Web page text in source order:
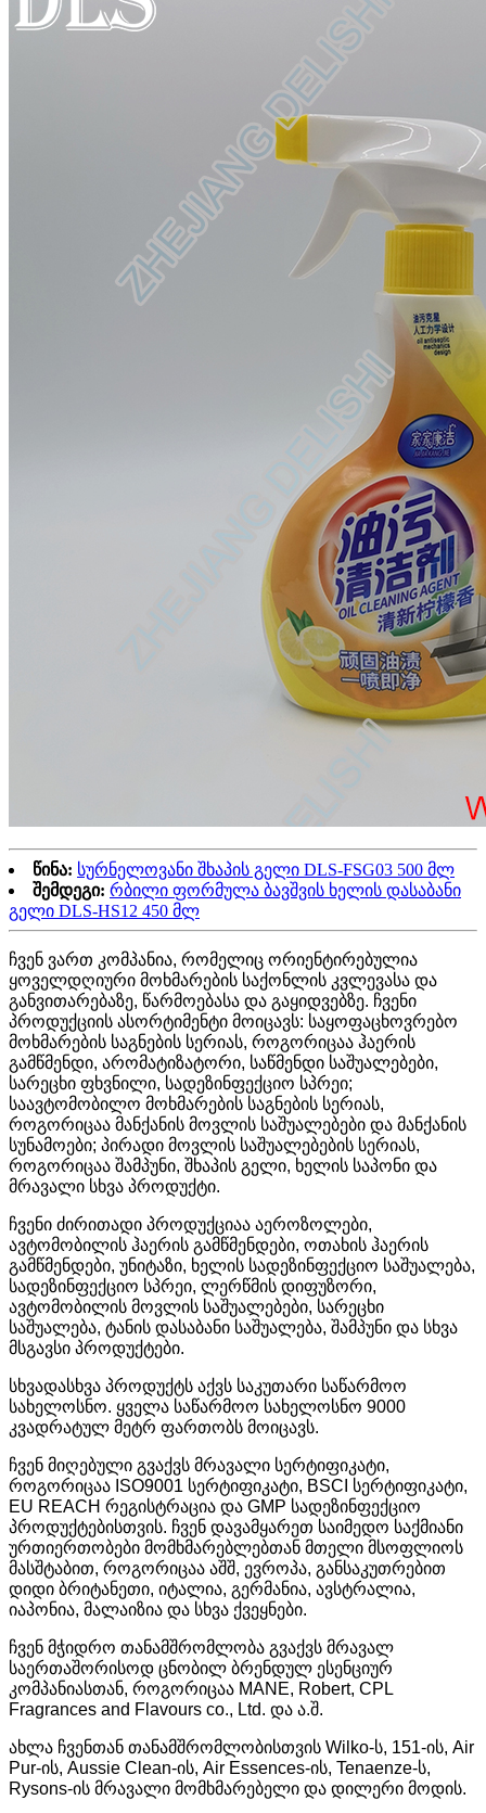
წინა: სურნელოვანი შხაპის გელი DLS-FSG03 500 მლ
შემდეგი: რბილი ფორმულა ბავშვის ხელის დასაბანი
გელი DLS-HS12 450 მლ
ჩვენ ვართ კომპანია, რომელიც ორიენტირებულია
ყოველდღიური მოხმარების საქონლის კვლევასა და
განვითარებაზე, წარმოებასა და გაყიდვებზე. ჩვენი
პროდუქციის ასორტიმენტი მოიცავს: საყოფაცხოვრებო
მოხმარების საგნების სერიას, როგორიცაა ჰაერის
გამწმენდი, არომატიზატორი, საწმენდი საშუალებები,
სარეცხი ფხვნილი, სადეზინფექციო სპრეი;
საავტომობილო მოხმარების საგნების სერიას,
როგორიცაა მანქანის მოვლის საშუალებები და მანქანის
სუნამოები; პირადი მოვლის საშუალებების სერიას,
როგორიცაა შამპუნი, შხაპის გელი, ხელის საპონი და
მრავალი სხვა პროდუქტი.
ჩვენი ძირითადი პროდუქციაა აეროზოლები,
ავტომობილის ჰაერის გამწმენდები, ოთახის ჰაერის
გამწმენდები, უნიტაზი, ხელის სადეზინფექციო საშუალება,
სადეზინფექციო სპრეი, ლერწმის დიფუზორი,
ავტომობილის მოვლის საშუალებები, სარეცხი
საშუალება, ტანის დასაბანი საშუალება, შამპუნი და სხვა
მსგავსი პროდუქტები.
სხვადასხვა პროდუქტს აქვს საკუთარი საწარმოო
სახელოსნო. ყველა საწარმოო სახელოსნო 9000
კვადრატულ მეტრ ფართობს მოიცავს.
ჩვენ მიღებული გვაქვს მრავალი სერტიფიკატი,
როგორიცაა ISO9001 სერტიფიკატი, BSCI სერტიფიკატი,
EU REACH რეგისტრაცია და GMP სადეზინფექციო
პროდუქტებისთვის. ჩვენ დავამყარეთ საიმედო საქმიანი
ურთიერთობები მომხმარებლებთან მთელი მსოფლიოს
მასშტაბით, როგორიცაა აშშ, ევროპა, განსაკუთრებით
დიდი ბრიტანეთი, იტალია, გერმანია, ავსტრალია,
იაპონია, მალაიზია და სხვა ქვეყნები.
ჩვენ მჭიდრო თანამშრომლობა გვაქვს მრავალ
საერთაშორისოდ ცნობილ ბრენდულ ესენციურ
კომპანიასთან, როგორიცაა MANE, Robert, CPL
Fragrances and Flavours co., Ltd. და ა.შ.
ახლა ჩვენთან თანამშრომლობისთვის Wilko-ს, 151-ის, Air
Pur-ის, Aussie Clean-ის, Air Essences-ის, Tenaenze-ს,
Rysons-ის მრავალი მომხმარებელი და დილერი მოდის.